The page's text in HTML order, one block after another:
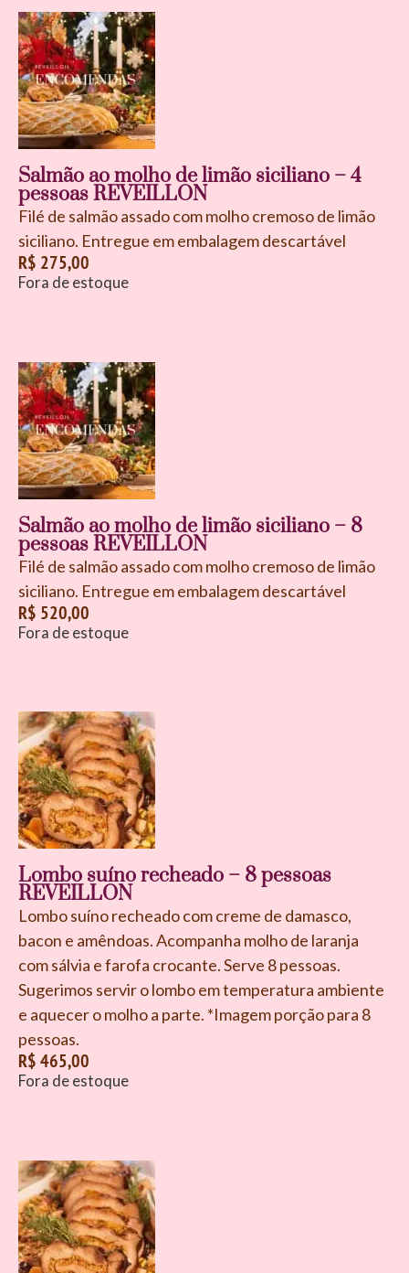
Salmão ao molho de limão siciliano – 4
pessoas REVEILLON
Filé de salmão assado com molho cremoso de limão
siciliano. Entregue em embalagem descartável
R$ 275,00
Fora de estoque
Salmão ao molho de limão siciliano – 8
pessoas REVEILLON
Filé de salmão assado com molho cremoso de limão
siciliano. Entregue em embalagem descartável
R$ 520,00
Fora de estoque
Lombo suíno recheado – 8 pessoas
REVEILLON
Lombo suíno recheado com creme de damasco,
bacon e amêndoas. Acompanha molho de laranja
com sálvia e farofa crocante.Serve 8 pessoas.
Sugerimos servir o lombo em temperatura ambiente
e aquecer o molho a parte. *Imagem porção para 8
pessoas.
R$465,00
Fora de estoque